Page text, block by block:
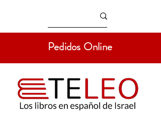
Pedidos Online